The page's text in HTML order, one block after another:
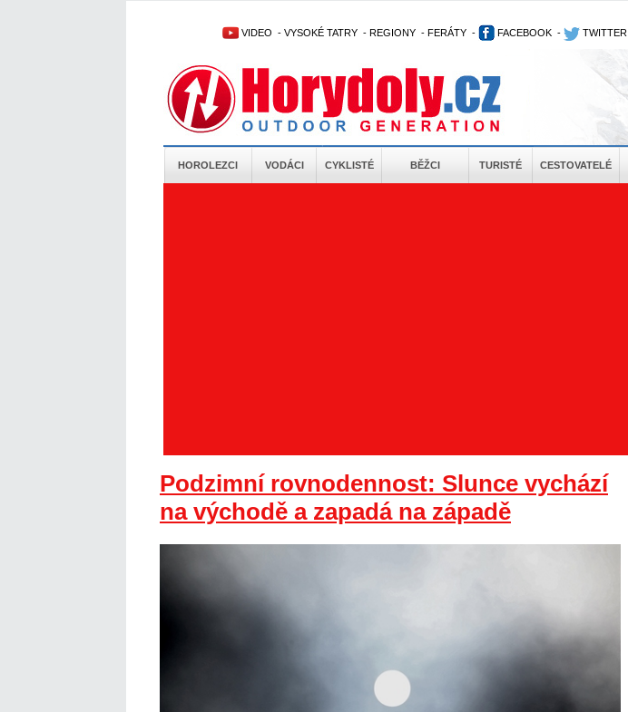
VIDEO - VYSOKÉ TATRY - REGIONY - FERÁTY - FACEBOOK - TWITTER
HOROLEZCI VODÁCI CYKLISTÉ BĚŽCI TURISTÉ CESTOVATELÉ
Podzimní rovnodennost: Slunce vychází
na východě a zapadá na západě